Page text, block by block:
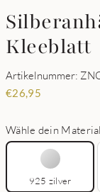
Kleeblatt
Artikelnummer:
€26,95
Wähle dein
925 zilver